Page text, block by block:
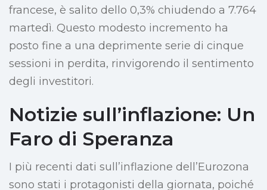
francese, è salito dello 0,3% chiudendo a 7.764
martedì. Questo modesto incremento ha
posto fine a una deprimente serie di cinque
sessioni in perdita, rinvigorendo il sentimento
degli investitori.
Notizie sull’inflazione: Un
Faro di Speranza
I più recenti dati sull’inflazione dell’Eurozona
sono stati i protagonisti della giornata, poiché